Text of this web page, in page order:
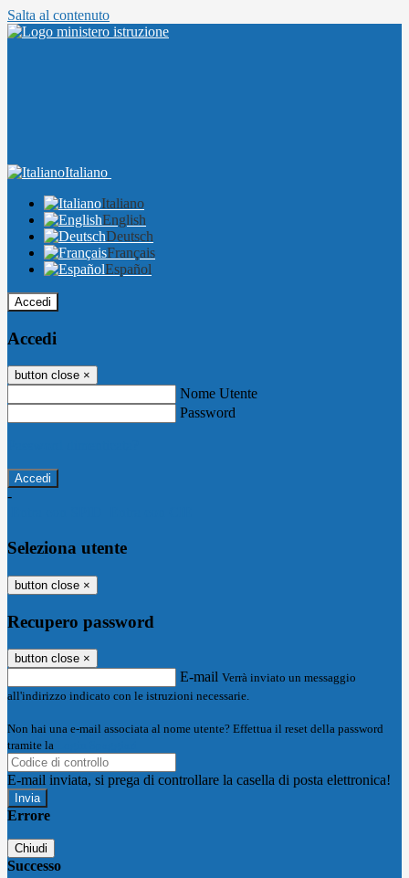
Salta al contenuto
Italiano
Italiano
English
Deutsch
Français
Español
Accedi
Accedi
button close ×
Nome Utente
Password
-
Seleziona utente
button close ×
Recupero password
button close ×
E-mail Verrà inviato un messaggio
all'indirizzo indicato con le istruzioni necessarie.
Non hai una e-mail associata al nome utente? Effettua il reset della password
tramite la
E-mail inviata, si prega di controllare la casella di posta elettronica!
Errore
Chiudi
Successo